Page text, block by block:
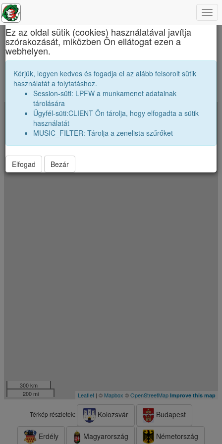
Báthory István Elméleti Líceum
Merre szóródtak szét az osztályunk véndiákjai
A koordináták véletlenszerüen el vannak néhány kilométerrel tólva.
Jelenkezz be a pontos poziciók megtekintéséhez.
300 km
200 mi
Leaflet | © Mapbox ©OpenStreetMap Improve this map
Térkép részletek: Kolozsvár Budapest
Erdély Magyarország Németország
×
Ez az oldal sütik (cookies) használatával javítja
szórakozását, miközben Ön ellátogat ezen a
webhelyen.
Kérjük, legyen kedves és fogadja el az alább felsorolt sütik
használatát a folytatáshoz.
Session-süti: LPFW a munkamenet adatainak
tárolására
Ügyfél-süti:CLIENT Ön tárolja, hogy elfogadta a sütik
használatát
MUSIC_FILTER: Tárolja a zenelista szűrőket
Elfogad Bezár